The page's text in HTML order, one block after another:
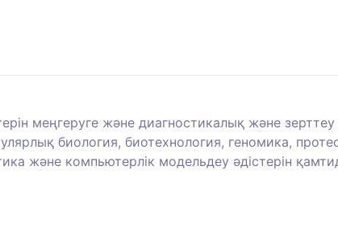
меңгеруге және диагностикалық және
биология, биотехнология, геномика,
және компьютерлік модельдеу әдістерін